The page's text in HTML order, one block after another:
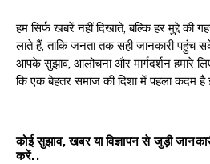
हम सिर्फ खबरें नहीं दिखाते, बल्कि हर मुद्दे की
लाते हैं, ताकि जनता तक सही जानकारी पहुंच
आपके सुझाव, आलोचना और मार्गदर्शन हमारे
कि एक बेहतर समाज की दिशा में पहला कदम है
कोई सुझाव, खबर या विज्ञापन से जुड़ी
करें..